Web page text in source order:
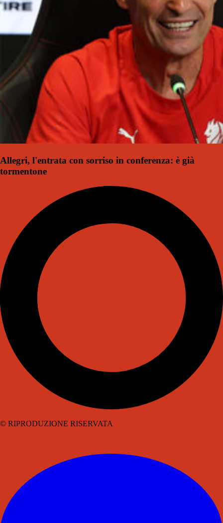
Allegri, l'entrata con sorriso in conferenza: è già
tormentone
© RIPRODUZIONE RISERVATA